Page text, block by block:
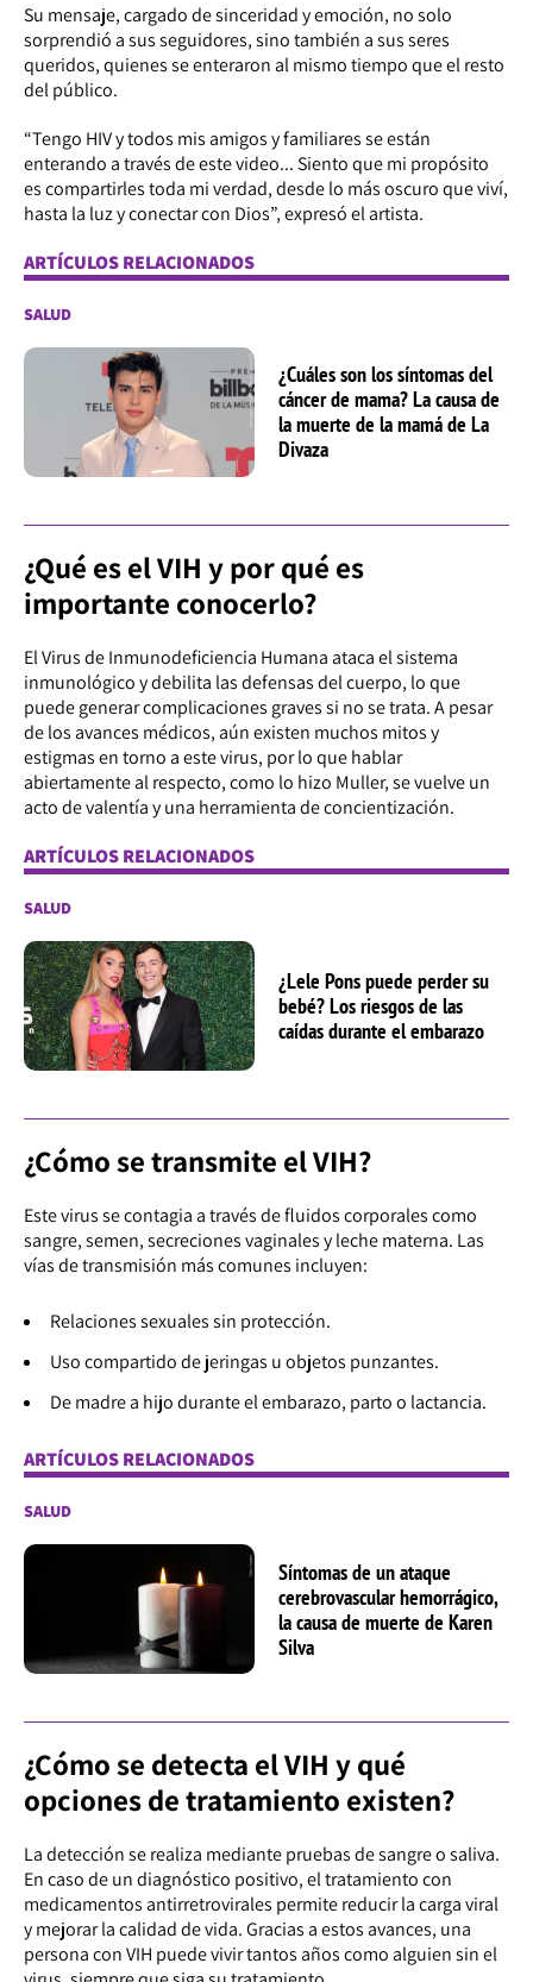
Su mensaje, cargado de sinceridad y emoción, no solo
sorprendió a sus seguidores, sino también a sus seres
queridos, quienes se enteraron al mismo tiempo que el resto
del público.
“Tengo HIV y todos mis amigos y familiares se están
enterando a través de este video... Siento que mi propósito
es compartirles toda mi verdad, desde lo más oscuro que viví,
hasta la luz y conectar con Dios”, expresó el artista.
ARTÍCULOS RELACIONADOS
SALUD
¿Cuáles son los síntomas del
cáncer de mama? La causa de
la muerte de la mamá de La
Divaza
¿Qué es el VIH y por qué es
importante conocerlo?
El Virus de Inmunodeficiencia Humana ataca el sistema
inmunológico y debilita las defensas del cuerpo, lo que
puede generar complicaciones graves si no se trata. A pesar
de los avances médicos, aún existen muchos mitos y
estigmas en torno a este virus, por lo que hablar
abiertamente al respecto, como lo hizo Muller, se vuelve un
acto de valentía y una herramienta de concientización.
ARTÍCULOS RELACIONADOS
SALUD
¿Lele Pons puede perder su
bebé? Los riesgos de las
caídas durante el embarazo
¿Cómo se transmite el VIH?
Este virus se contagia a través de fluidos corporales como
sangre, semen, secreciones vaginales y leche materna. Las
vías de transmisión más comunes incluyen:
Relaciones sexuales sin protección.
Uso compartido de jeringas u objetos punzantes.
De madre a hijo durante el embarazo, parto o lactancia.
ARTÍCULOS RELACIONADOS
SALUD
Síntomas de un ataque
cerebrovascular hemorrágico,
la causa de muerte de Karen
Silva
¿Cómo se detecta el VIH y qué
opciones de tratamiento existen?
La detección se realiza mediante pruebas de sangre o saliva.
En caso de un diagnóstico positivo, el tratamiento con
medicamentos antirretrovirales permite reducir la carga viral
y mejorar la calidad de vida. Gracias a estos avances, una
persona con VIH puede vivir tantos años como alguien sin el